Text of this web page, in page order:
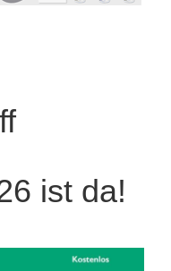
ist da!